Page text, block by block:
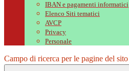
IBAN e pagamenti informatici
Elenco Siti tematici
AVCP
Privacy
Personale
Campo di ricerca per le pagine del sito